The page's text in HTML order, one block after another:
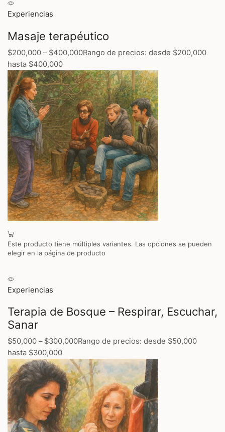
Experiencias
Masaje terapéutico
$200,000 – $400,000Rango de precios: desde $200,000
hasta $400,000
Este producto tiene múltiples variantes. Las opciones se pueden
elegir en la página de producto
Experiencias
Terapia de Bosque – Respirar, Escuchar,
Sanar
$50,000 – $300,000Rango de precios: desde $50,000
hasta $300,000